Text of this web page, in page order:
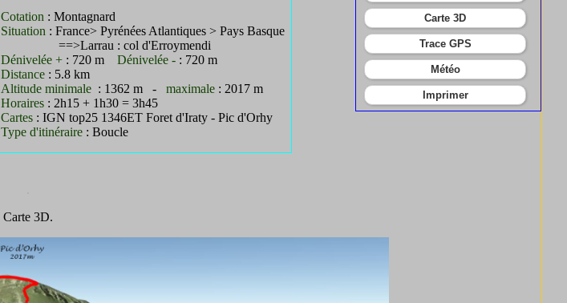
Cotation : Montagnard
Situation : France> Pyrénées Atlantiques > Pays Basque
==>Larrau : col d'Erroymendi
Dénivelée + : 720 m Dénivelée - : 720 m
Distance : 5.8 km
Altitude minimale : 1362 m - maximale : 2017 m
Horaires : 2h15 + 1h30 = 3h45
Cartes : IGN top25 1346ET Foret d'Iraty - Pic d'Orhy
Type d'itinéraire : Boucle
Carte 3D
Trace GPS
Météo
Imprimer
Carte 3D.